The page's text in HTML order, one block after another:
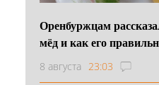
Оренбуржцам
мёд и как его
8 августа 23:03